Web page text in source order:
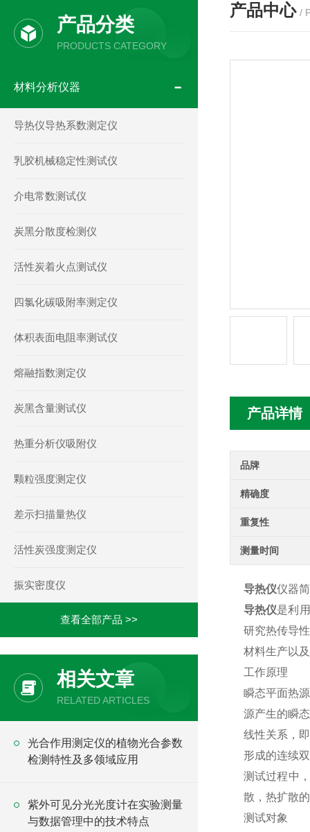
产品中心 /
产品详情
品牌
精确度
重复性
测量时间
导热仪仪器
导热仪是利
研究热传导
材料生产以
工作原理
瞬态平面热
源产生的瞬
线性关系，
形成的连续
测试过程中
散，热扩散
测试对象
产品分类
PRODUCTS CATEGORY
材料分析仪器
导热仪导热系数测定仪
乳胶机械稳定性测试仪
介电常数测试仪
炭黑分散度检测仪
活性炭着火点测试仪
四氯化碳吸附率测定仪
体积表面电阻率测试仪
熔融指数测定仪
炭黑含量测试仪
热重分析仪吸附仪
颗粒强度测定仪
差示扫描量热仪
活性炭强度测定仪
振实密度仪
查看全部产品 >>
相关文章
RELATED ARTICLES
光合作用测定仪的植物光合参数
检测特性及多领域应用
紫外可见分光光度计在实验测量
与数据管理中的技术特点